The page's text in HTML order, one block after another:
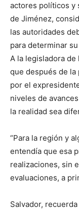
actores políticos y
de Jiménez,
las autoridades
para determinar
A la legisladora
que después de la
por el
niveles de
la realidad sea
“Para la región y
entendía que esa
realizaciones, sin
evaluaciones, a
Salvador,